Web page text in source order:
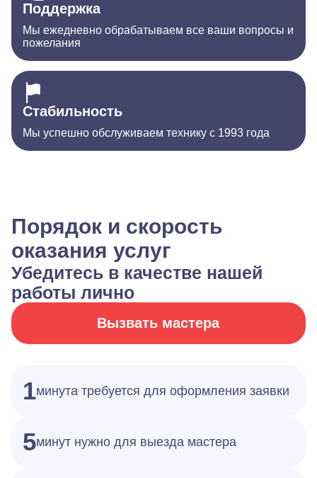
Поддержка
Мы ежедневно обрабатываем все ваши вопросы и
пожелания
Стабильность
Мы успешно обслуживаем технику с 1993 года
Порядок и скорость
оказания услуг
Убедитесь в качестве нашей
работы лично
Вызвать мастера
1минута требуется для оформления заявки
5минут нужно для выезда мастера